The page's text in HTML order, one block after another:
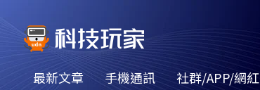
最新文章 手機通訊 社群/APP/網紅